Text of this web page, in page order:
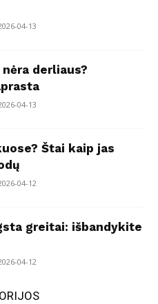
04-13
derliaus?
04-13
Štai kaip jas
04-12
greitai: išbandykite
04-12